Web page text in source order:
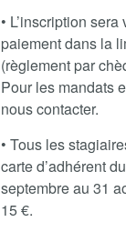
• L’inscription
paiement dans la
(règlement par
Pour les mandats
nous contacter.
• Tous les
carte d’adhérent
septembre au 31
15 €.